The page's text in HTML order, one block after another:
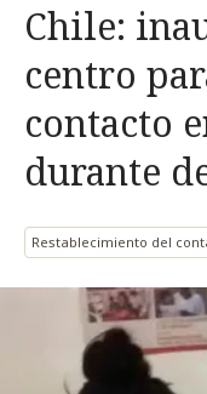
Chile:
centro
contacto
durante
Restablecimiento del